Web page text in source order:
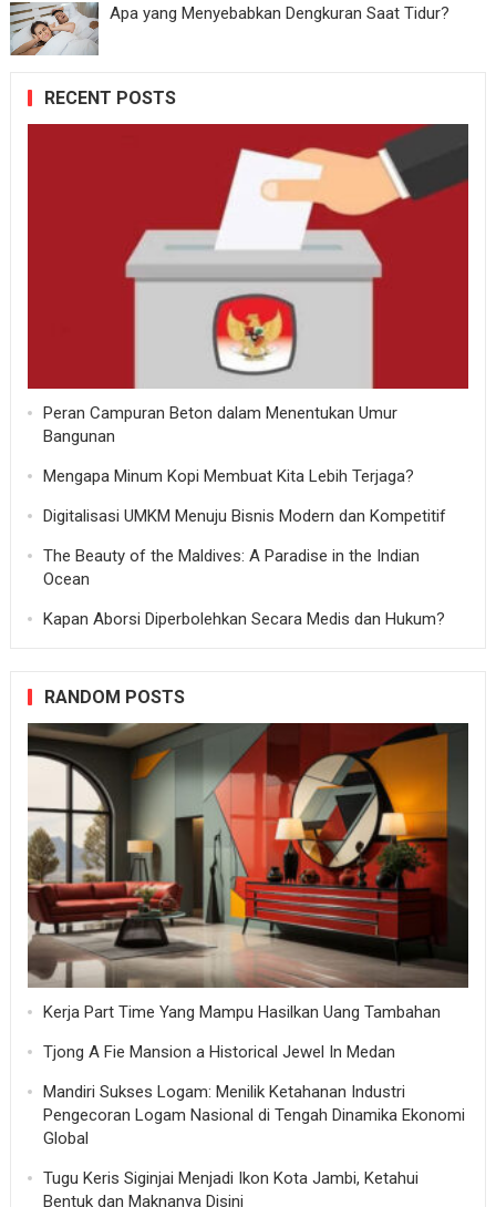
Apa yang Menyebabkan Dengkuran Saat Tidur?
RECENT POSTS
Peran Campuran Beton dalam Menentukan Umur
Bangunan
Mengapa Minum Kopi Membuat Kita Lebih Terjaga?
Digitalisasi UMKM Menuju Bisnis Modern dan Kompetitif
The Beauty of the Maldives: A Paradise in the Indian
Ocean
Kapan Aborsi Diperbolehkan Secara Medis dan Hukum?
RANDOM POSTS
Kerja Part Time Yang Mampu Hasilkan Uang Tambahan
Tjong A Fie Mansion a Historical Jewel In Medan
Mandiri Sukses Logam: Menilik Ketahanan Industri
Pengecoran Logam Nasional di Tengah Dinamika Ekonomi
Global
Tugu Keris Siginjai Menjadi Ikon Kota Jambi, Ketahui
Bentuk dan Maknanya Disini